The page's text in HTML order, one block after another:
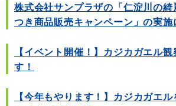
株式会社サンプラザの「仁淀川の
つき商品販売キャンペーン」の実施
【イベント開催！】カジカガエル
す！
【今年もやります！】カジカガエル